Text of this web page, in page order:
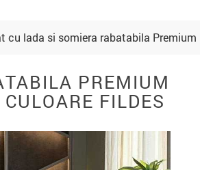
cu lada si somiera rabatabila Premium
PREMIUM
FILDES